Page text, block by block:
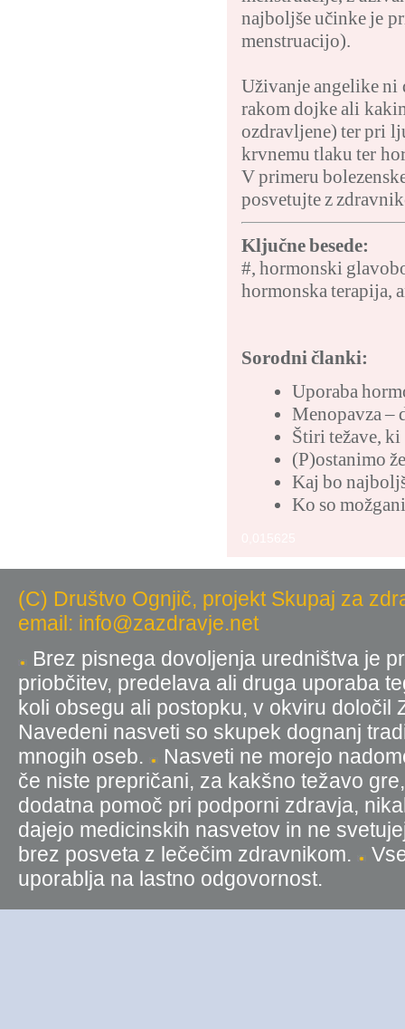
najboljše učinke je
menstruacijo).
Uživanje angelike ni
rakom dojke ali
ozdravljene) ter pri
krvnemu tlaku ter
V primeru
posvetujte z
Ključne besede:
#, hormonski
hormonska terapija,
Sorodni članki:
Uporaba
Menopavza –
Štiri težave,
(P)ostanimo
Kaj bo
Ko so
(C) Društvo Ognjič, projekt Skupaj za
email: info@zazdravje.net
Brez pisnega dovoljenja uredništva je
priobčitev, predelava ali druga uporaba
koli obsegu ali postopku, v okviru
Navedeni nasveti so skupek dognanj
mnogih oseb.
Nasveti ne morejo
če niste prepričani, za kakšno težavo
dodatna pomoč pri podporni zdravja,
dajejo medicinskih nasvetov in ne
brez posveta z lečečim zdravnikom.
uporablja na lastno odgovornost.